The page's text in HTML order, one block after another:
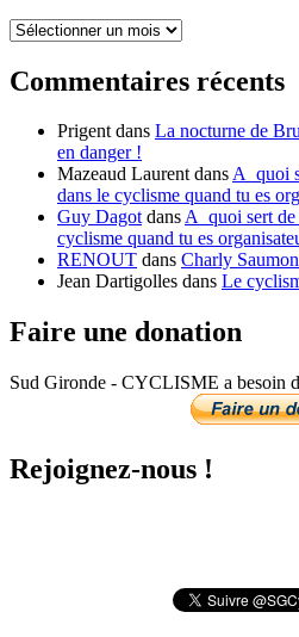
Toutes
news
du
Commentaires récents
Prigentdans La nocturne de
en danger !
Mazeaud LaurentdansA quoi
dans le cyclisme quand tu es
Guy DagotdansA quoi sert de
cyclisme quand tu es
RENOUT dans Charly
Jean Dartigolles dans Le
Faire une donation
Sud Gironde - CYCLISME a besoin
Rejoignez-nous !